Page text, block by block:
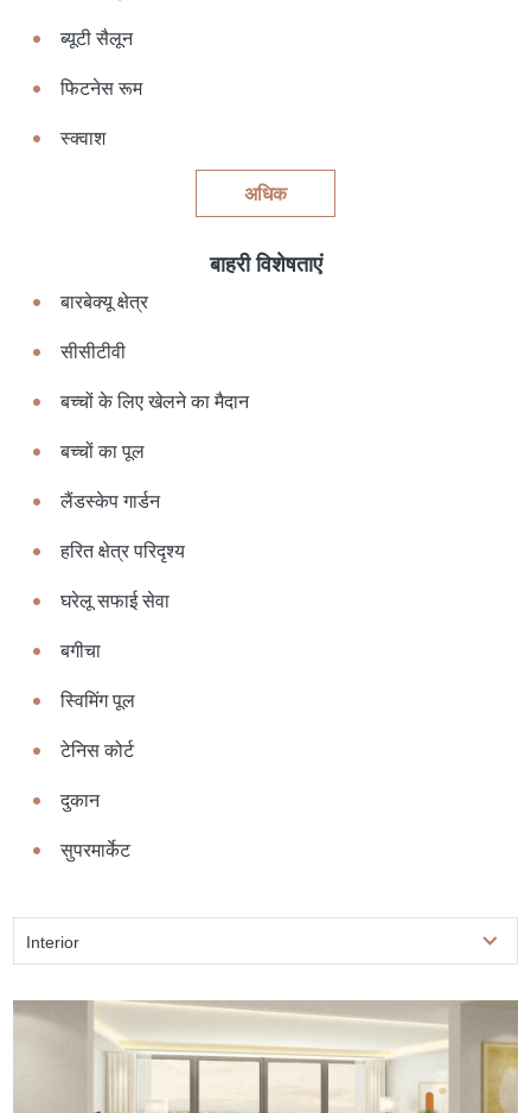
ब्यूटी सैलून
फिटनेस रूम
स्क्वाश
अधिक
बाहरी विशेषताएं
बारबेक्यू क्षेत्र
सीसीटीवी
बच्चों के लिए खेलने का मैदान
बच्चों का पूल
लैंडस्केप गार्डन
हरित क्षेत्र परिदृश्य
घरेलू सफाई सेवा
बगीचा
स्विमिंग पूल
टेनिस कोर्ट
दुकान
सुपरमार्केट
Interior